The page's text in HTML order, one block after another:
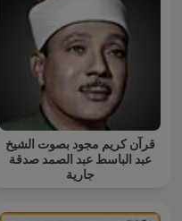
قرآن كريم مجود بصوت الشيخ
عبد الباسط عبد الصمد صدقة
جارية